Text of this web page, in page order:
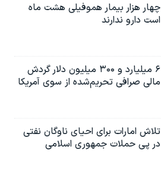
چهار هزار بیمار هموفیلی هشت ماه
است دارو ندارند
۶ میلیارد و ۳۰۰ میلیون دلار گردش
مالی صرافی تحریم‌شده از سوی آمریکا
تلاش امارات برای احیای ناوگان نفتی
در پی حملات جمهوری اسلامی